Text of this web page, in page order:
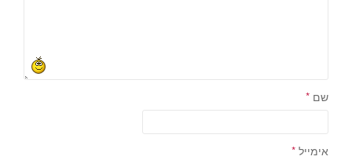
שם *
אימייל *